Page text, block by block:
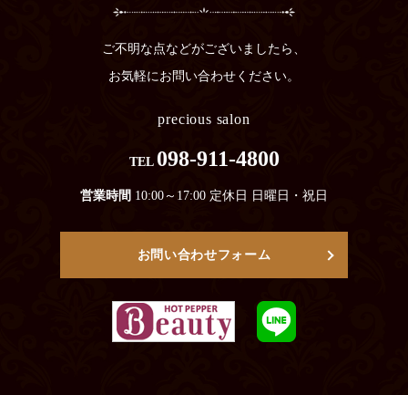
ご不明な点などがございましたら、
お気軽にお問い合わせください。
precious salon
TEL 098-911-4800
営業時間 10:00～17:00 定休日 日曜日・祝日
お問い合わせフォーム